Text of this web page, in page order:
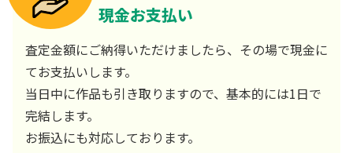
現金お支払い
査定金額にご納得いただけましたら、その場で現金に
てお支払いします。
当日中に作品も引き取りますので、基本的には1日で
完結します。
お振込にも対応しております。